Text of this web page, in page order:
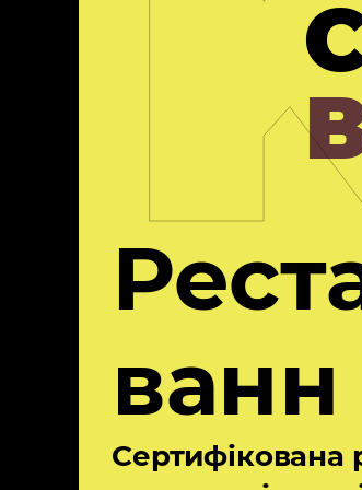
ванн
Сертифікована